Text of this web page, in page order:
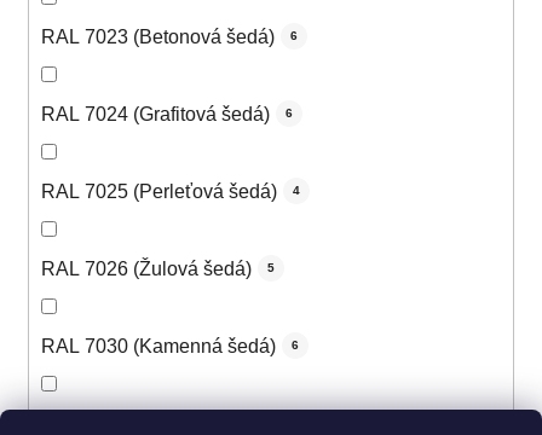
RAL 7023 (Betonová šedá) 6
RAL 7024 (Grafitová šedá) 6
RAL 7025 (Perleťová šedá) 4
RAL 7026 (Žulová šedá) 5
RAL 7030 (Kamenná šedá) 6